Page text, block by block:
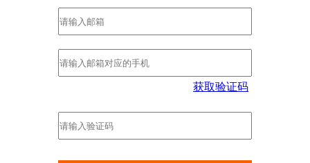
获取验证码